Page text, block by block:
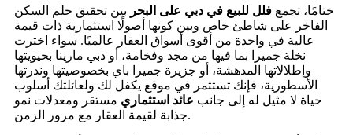
ختامًا، تجمع فلل للبيع في دبي على البحر بين تحقيق حلم السكن
الفاخر على شاطئ خاص وبين كونها أصولًا استثمارية ذات قيمة
عالية في واحدة من أقوى أسواق العقار عالميًا. سواء اخترت
نخلة جميرا بما فيها من مجد وفخامة، أو دبي مارينا بحيويتها
وإطلالاتها المدهشة، أو جزيرة جميرا باي بخصوصيتها وندرتها
الأسطورية، فإنك تستثمر في موقع يكفل لك ولعائلتك أسلوب
حياة لا مثيل له إلى جانب عائد استثماري مستقر ومعدلات نمو
جذابة لقيمة العقار مع مرور الزمن.